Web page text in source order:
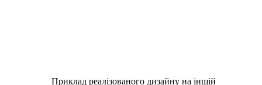
Приклад реалізованого дизайну на іншій